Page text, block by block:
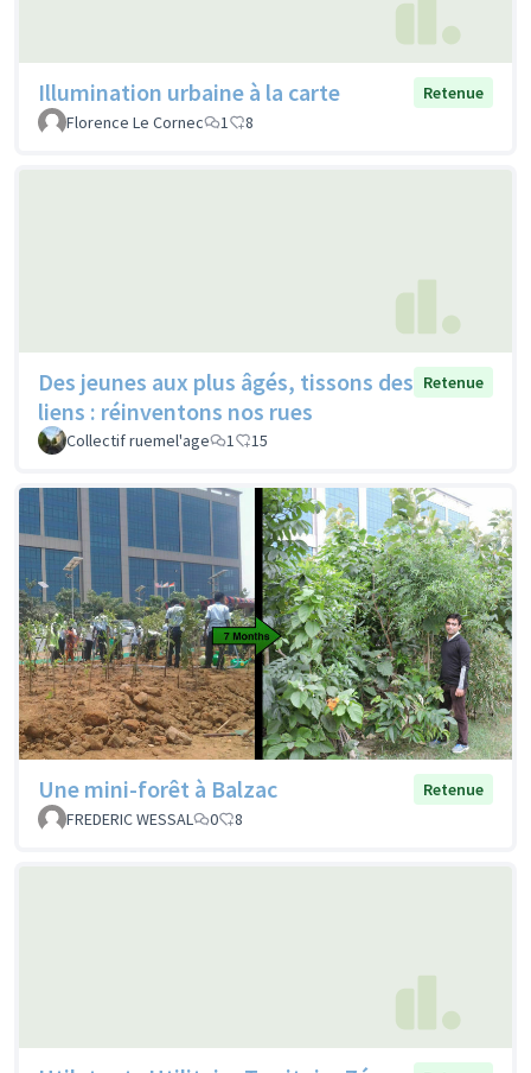
Illumination urbaine à la carte
Retenue
Florence Le Cornec
1 8
Des jeunes aux plus âgés, tissons des
liens : réinventons nos rues
Retenue
Collectif ruemel'age 1 15
Une mini-forêt à Balzac
Retenue
FREDERIC WESSAL
0 8